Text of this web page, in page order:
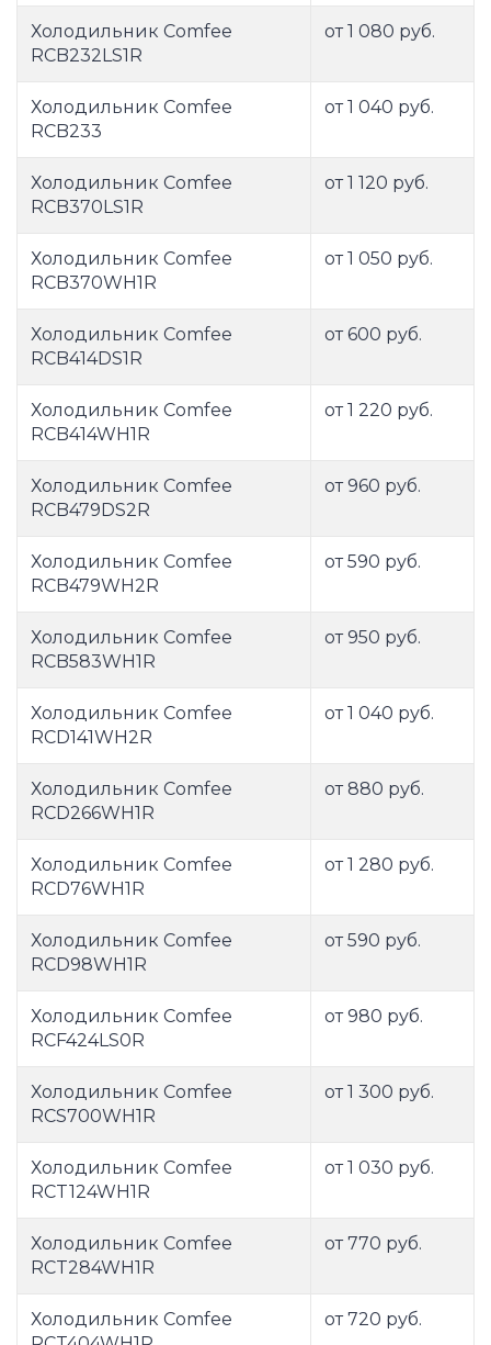
Холодильник Comfee
RCB232LS1R
от 1 080 руб.
Холодильник Comfee
RCB233
от 1 040 руб.
Холодильник Comfee
RCB370LS1R
от 1 120 руб.
Холодильник Comfee
RCB370WH1R
от 1 050 руб.
Холодильник Comfee
RCB414DS1R
от 600 руб.
Холодильник Comfee
RCB414WH1R
от 1 220 руб.
Холодильник Comfee
RCB479DS2R
от 960 руб.
Холодильник Comfee
RCB479WH2R
от 590 руб.
Холодильник Comfee
RCB583WH1R
от 950 руб.
Холодильник Comfee
RCD141WH2R
от 1 040 руб.
Холодильник Comfee
RCD266WH1R
от 880 руб.
Холодильник Comfee
RCD76WH1R
от 1 280 руб.
Холодильник Comfee
RCD98WH1R
от 590 руб.
Холодильник Comfee
RCF424LS0R
от 980 руб.
Холодильник Comfee
RCS700WH1R
от 1 300 руб.
Холодильник Comfee
RCT124WH1R
от 1 030 руб.
Холодильник Comfee
RCT284WH1R
от 770 руб.
Холодильник Comfee
от 720 руб.